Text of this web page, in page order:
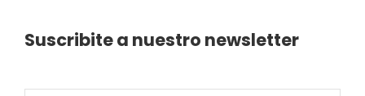
Suscribite a nuestro newsletter